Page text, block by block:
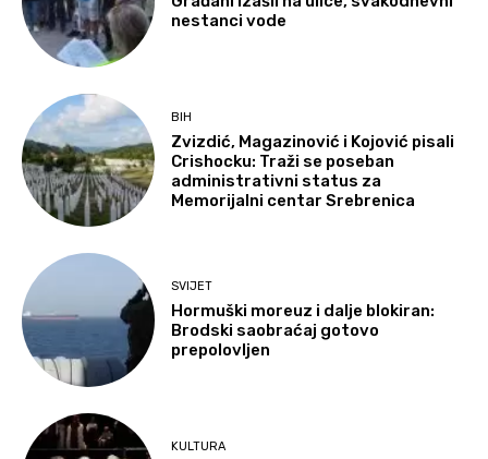
nestanci vode
BIH
Zvizdić, Magazinović i Kojović pisali
Crishocku: Traži se poseban
administrativni status za
Memorijalni centar Srebrenica
SVIJET
Hormuški moreuz i dalje blokiran:
Brodski saobraćaj gotovo
prepolovljen
KULTURA